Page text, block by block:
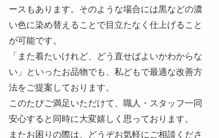
ースもあります。そのような場合には黒などの濃
い色に染め替えることで目立たなく仕上げること
が可能です。
「また着たいけれど、どう直せばよいかわからな
い」といったお品物でも、私どもで最適な改善方
法をご提案しております。
このたびご満足いただけて、職人・スタッフ一同
安心すると同時に大変嬉しく思っております。
またお困りの際は、どうぞお気軽にご相談くださ